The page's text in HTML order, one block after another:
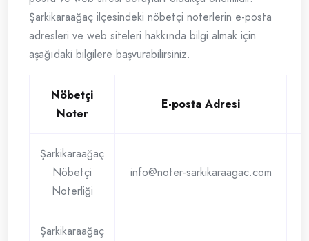
Şarkikaraağaç ilçesindeki nöbetçi noterlerin e-posta
adresleri ve web siteleri hakkında bilgi almak için
aşağıdaki bilgilere başvurabilirsiniz.
Nöbetçi
Noter
E-posta Adresi
Şarkikaraağaç
Nöbetçi
Noterliği
info@noter-sarkikaraagac.com
Şarkikaraağaç